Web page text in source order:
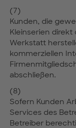
(7)
Kunden, die
Kleinserien
Werkstatt
kommerziellen
abschließen.
(8)
Sofern Kunden
Services des
Betreiber